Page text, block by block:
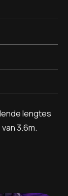
lengtes
3.6m.